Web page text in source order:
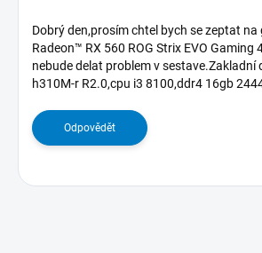
Dobrý den,prosím chtel bych se zeptat na
Radeon™ RX 560 ROG Strix EVO Gaming
nebude delat problem v sestave.Zakladní
h310M-r R2.0,cpu i3 8100,ddr4 16gb
Odpovědět